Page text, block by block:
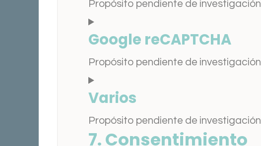
wordpress
Propósito pendiente de investigación
Consent
to
service
google-
fonts
Google reCAPTCHA
Propósito pendiente de investigación
Consent
to
service
google-
Varios
Propósito pendiente de investigación
Consent
7. Consentimiento